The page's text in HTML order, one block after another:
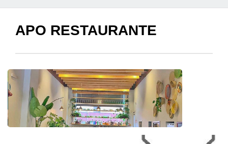
APO RESTAURANTE